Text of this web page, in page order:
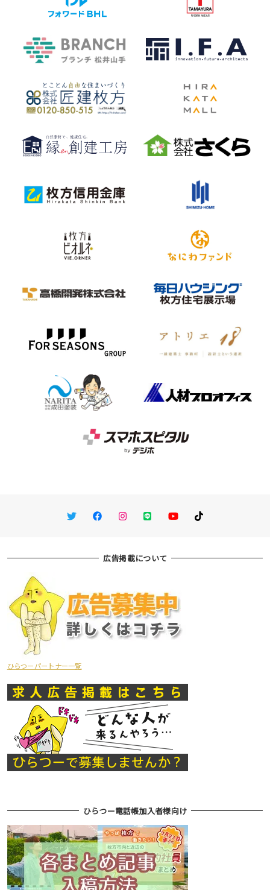
TwitterFacebookInstagram
LINE You TubeTikTok
広告掲載について
ひらつーパートナー一覧
ひらつー電話帳加入者様向け